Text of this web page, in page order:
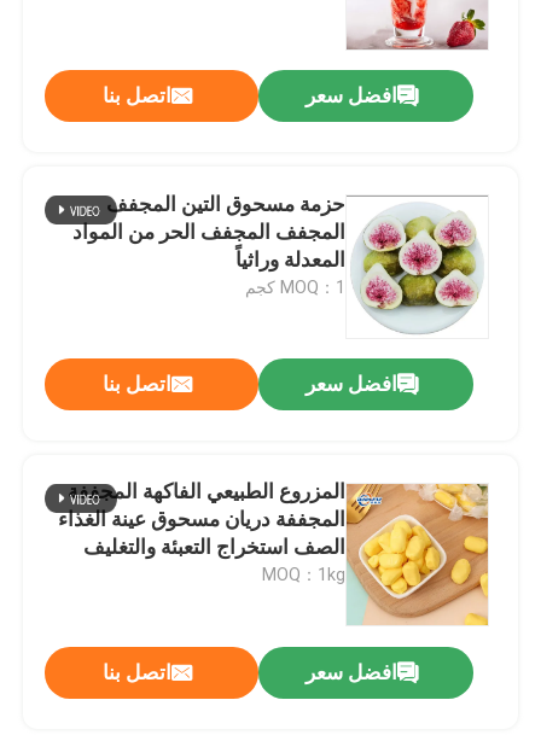
افضل سعر اتصل بنا
حزمة مسحوق التين المجفف
المجفف المجفف الحر من المواد
المعدلة وراثياً
MOQ：1 كجم
افضل سعر اتصل بنا
المزروع الطبيعي الفاكهة المجففة
المجففة دريان مسحوق عينة الغذاء
الصف استخراج التعبئة والتغليف
خالية من المواد المعدلة وراثيا
MOQ：1kg
افضل سعر اتصل بنا